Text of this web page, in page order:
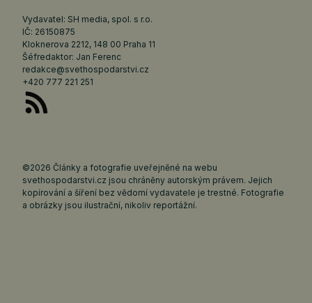
Vydavatel: SH media, spol. s r.o.
IČ: 26150875
Kloknerova 2212, 148 00 Praha 11
Šéfredaktor: Jan Ferenc
redakce@svethospodarstvi.cz
+420 777 221 251
©2026 Články a fotografie uveřejněné na webu
svethospodarstvi.cz jsou chráněny autorským právem. Jejich
kopírování a šíření bez vědomí vydavatele je trestné. Fotografie
a obrázky jsou ilustrační, nikoliv reportážní.